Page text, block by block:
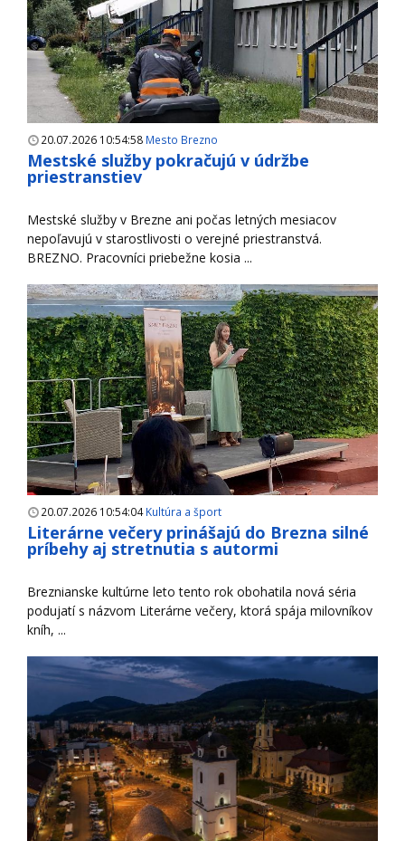
20.07.2026 10:54:58 Mesto Brezno
Mestské služby pokračujú v údržbe
priestranstiev
Mestské služby v Brezne ani počas letných mesiacov
nepoľavujú v starostlivosti o verejné priestranstvá.
BREZNO. Pracovníci priebežne kosia ...
20.07.2026 10:54:04Kultúra a šport
Literárne večery prinášajú do Brezna silné
príbehy aj stretnutia s autormi
Breznianske kultúrne leto tento rok obohatila nová séria
podujatí s názvom Literárne večery, ktorá spája milovníkov
kníh, ...